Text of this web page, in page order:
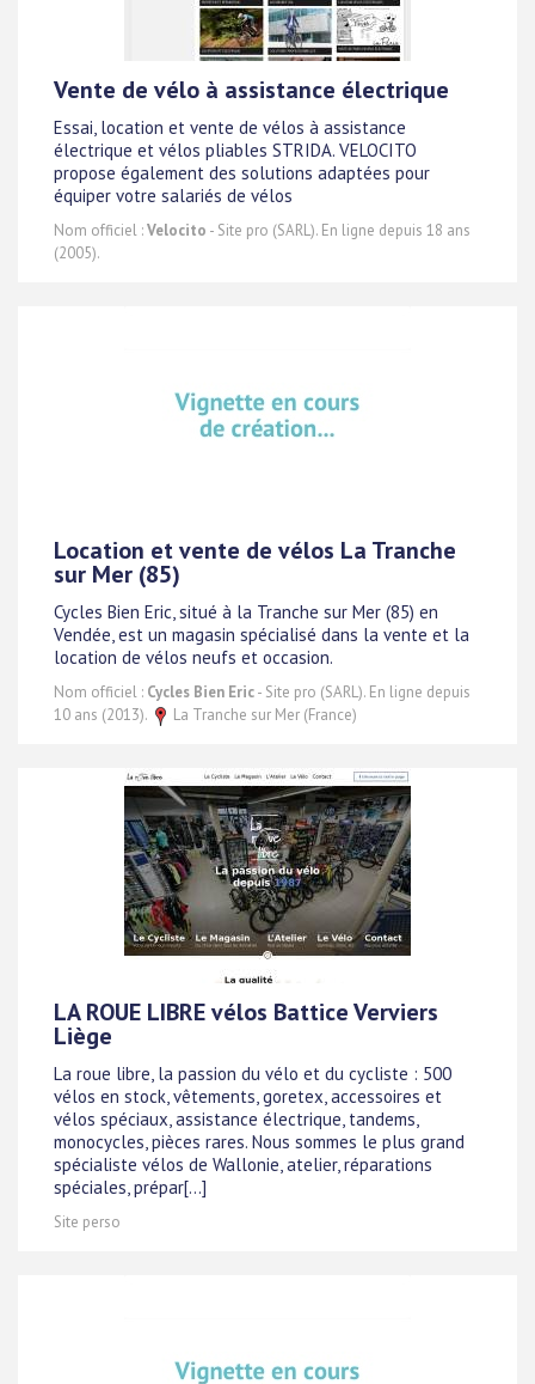
Vente de vélo à assistance électrique
Essai, location et vente de vélos à assistance
électrique et vélos pliables STRIDA. VELOCITO
propose également des solutions adaptées pour
équiper votre salariés de vélos
Nom officiel :Velocito - Site pro (SARL). En ligne depuis 18 ans
(2005).
Location et vente de vélos La Tranche
sur Mer (85)
Cycles Bien Eric, situé à la Tranche sur Mer (85) en
Vendée, est un magasin spécialisé dans la vente et la
location de vélos neufs et occasion.
Nom officiel : Cycles Bien Eric- Site pro (SARL). En ligne depuis
10 ans (2013).
La Tranche sur Mer (France)
LA ROUE LIBRE vélos Battice Verviers
Liège
La roue libre, la passion du vélo et du cycliste : 500
vélos en stock, vêtements, goretex, accessoires et
vélos spéciaux, assistance électrique, tandems,
monocycles, pièces rares. Nous sommes le plus grand
spécialiste vélos de Wallonie, atelier, réparations
spéciales, prépar[...]
Site perso